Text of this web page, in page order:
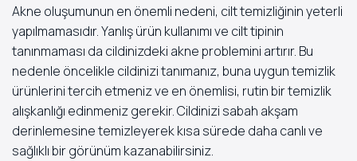
Akne oluşumunun en önemli nedeni, cilt temizliğinin yeterli
yapılmamasıdır. Yanlış ürün kullanımı ve cilt tipinin
tanınmaması da cildinizdeki akne problemini artırır. Bu
nedenle öncelikle cildinizi tanımanız, buna uygun temizlik
ürünlerini tercih etmeniz ve en önemlisi, rutin bir temizlik
alışkanlığı edinmeniz gerekir. Cildinizi sabah akşam
derinlemesine temizleyerek kısa sürede daha canlı ve
sağlıklı bir görünüm kazanabilirsiniz.